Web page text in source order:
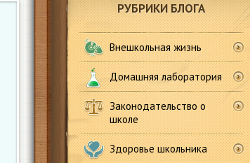
РУБРИКИ БЛОГА
Внешкольная жизнь
Домашняя лаборатория
Законодательство о
школе
Здоровье школьника